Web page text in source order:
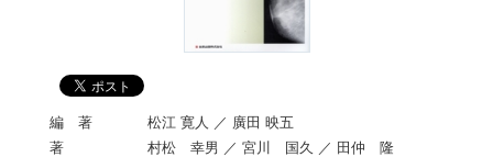
編 著
松江 寛人 ／ 廣田 映五
著
村松 幸男 ／ 宮川 国久 ／ 田仲 隆